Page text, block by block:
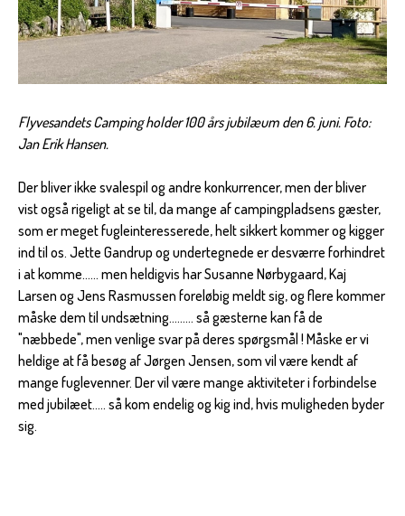
Flyvesandets Camping holder 100 års jubilæum den 6. juni. Foto:
Jan Erik Hansen.
Der bliver ikke svalespil og andre konkurrencer, men der bliver
vist også rigeligt at se til, da mange af campingpladsens gæster,
som er meget fugleinteresserede, helt sikkert kommer og kigger
ind til os. Jette Gandrup og undertegnede er desværre forhindret
i at komme...... men heldigvis har Susanne Nørbygaard, Kaj
Larsen og Jens Rasmussen foreløbig meldt sig, og flere kommer
måske dem til undsætning......... så gæsterne kan få de
"næbbede", men venlige svar på deres spørgsmål ! Måske er vi
heldige at få besøg af Jørgen Jensen, som vil være kendt af
mange fuglevenner. Der vil være mange aktiviteter i forbindelse
med jubilæet..... så kom endelig og kig ind, hvis muligheden byder
sig.